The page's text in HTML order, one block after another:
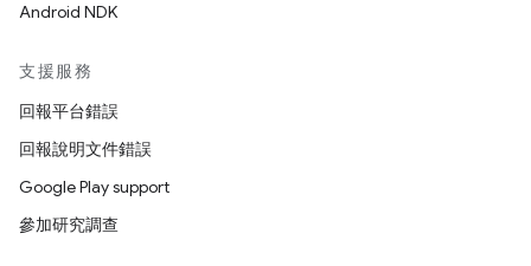
Android NDK
支援服務
回報平台錯誤
回報說明文件錯誤
Google Play support
參加研究調查